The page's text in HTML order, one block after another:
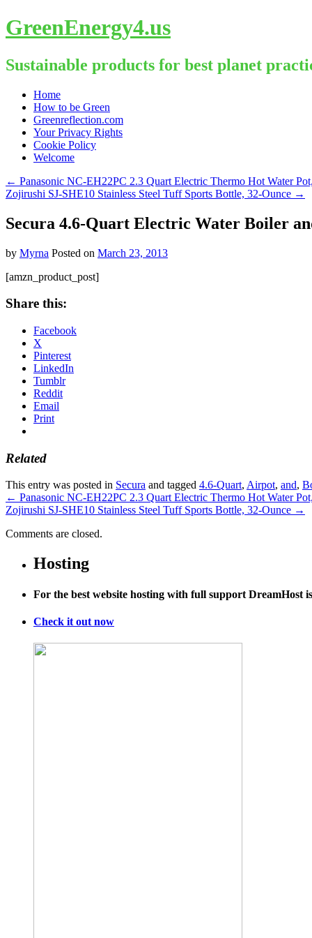
GreenEnergy4.us
Sustainable products for best planet
Skip
content
Home
How to be Green
Greenreflection.com
Your Privacy Rights
Cookie Policy
Welcome
← Panasonic NC-EH22PC 2.3 Quart Electric Thermo Hot Water
Zojirushi SJ-SHE10 Stainless Steel Tuff Sports Bottle, 32-Ounce →
Secura 4.6-Quart Electric Water Boiler
by Myrna Posted on March 23, 2013
[amzn_product_post]
Share this:
Facebook
X
Pinterest
LinkedIn
Tumblr
Reddit
Email
Print
Related
This entry was posted in Secura and tagged 4.6-Quart, Airpot, and,
← Panasonic NC-EH22PC 2.3 Quart Electric Thermo Hot Water
Zojirushi SJ-SHE10 Stainless Steel Tuff Sports Bottle, 32-Ounce →
Comments are closed.
Hosting
For the best website hosting with full support DreamHost
Check it out now